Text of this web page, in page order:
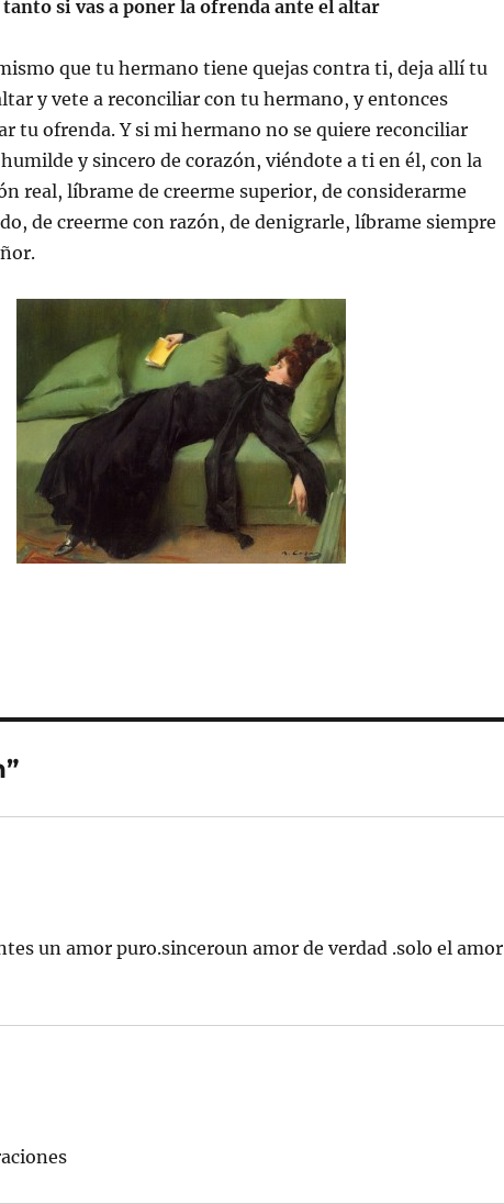
si vas a poner la ofrenda ante el altar
que tu hermano tiene quejas contra ti, deja allí tu
y vete a reconciliar con tu hermano, y entonces
tu ofrenda. Y si mi hermano no se quiere reconciliar
y sincero de corazón, viéndote a ti en él, con la
real, líbrame de creerme superior, de considerarme
de creerme con razón, de denigrarle, líbrame siempre
un amor puro.sinceroun amor de verdad .solo el amor